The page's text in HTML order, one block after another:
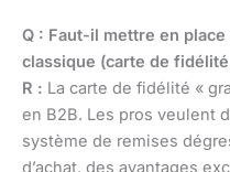
Q : Faut-il mettre en
classique (carte de
R : La carte de fidélité «
en B2B. Les pros veulent
système de remises
d’achat, des avantages